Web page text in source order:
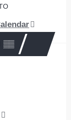
▒▒